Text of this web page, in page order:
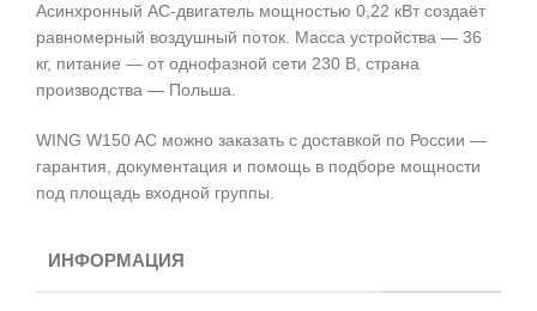
Асинхронный AC-двигатель мощностью 0,22 кВт создаёт
равномерный воздушный поток. Масса устройства — 36
кг, питание — от однофазной сети 230 В, страна
производства — Польша.
WING W150 AC можно заказать с доставкой по России —
гарантия, документация и помощь в подборе мощности
под площадь входной группы.
ИНФОРМАЦИЯ